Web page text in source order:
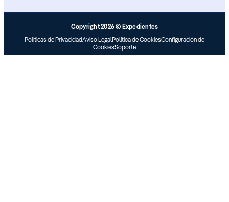
Copyright 2026 © Expedientes
Políticas de PrivacidadAviso LegalPolítica de CookiesConfiguración de
CookiesSoporte